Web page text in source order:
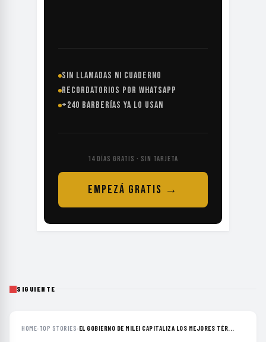
SIN LLAMADAS NI CUADERNO
RECORDATORIOS POR WHATSAPP
+240 BARBERÍAS YA LO USAN
14 DÍAS GRATIS · SIN TARJETA
EMPEZÁ GRATIS →
SIGUIENTE
HOME› TOP STORIES› EL GOBIERNO DE MILEI CAPITALIZA LOS MEJORES TÉR...